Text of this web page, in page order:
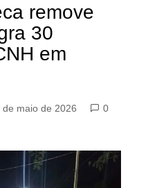
remove
30
em
de maio de 2026
0